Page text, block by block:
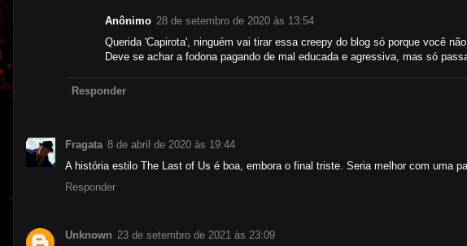
Anônimo 28 de setembro de 2020 às 13:54
Querida 'Capirota', ninguém vai tirar essa creepy do blog só porque você não
Deve se achar a fodona pagando de mal educada e agressiva, mas só
Responder
Fragata 8 de abril de 2020 às 19:44
A história estilo The Last of Us é boa, embora o final triste. Seria melhor com uma
Responder
Unknown 23 de setembro de 2021 às 23:09